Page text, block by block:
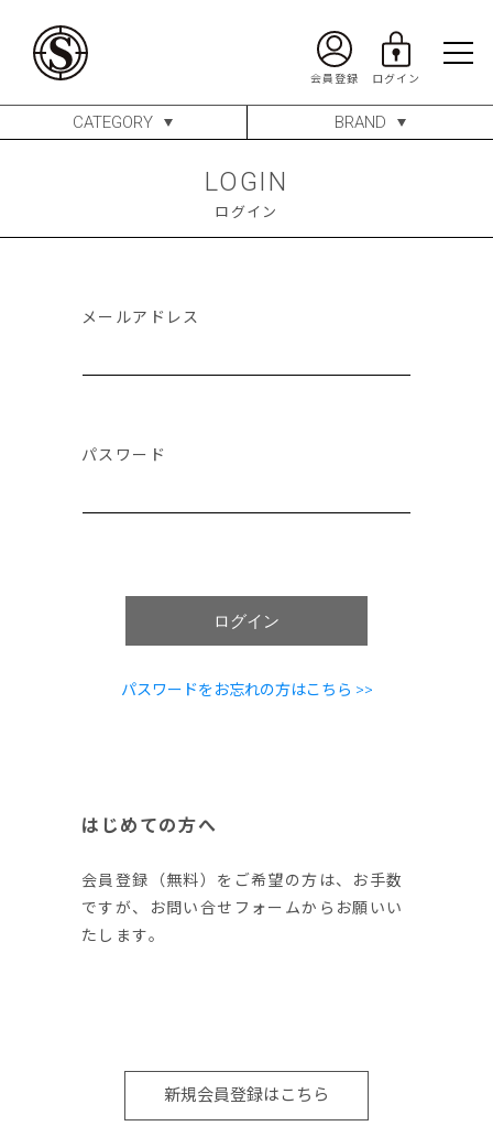
CATEGORY BRAND
LOGIN
ログイン
メールアドレス
パスワード
ログイン
パスワードをお忘れの方はこちら >>
はじめての方へ
会員登録（無料）をご希望の方は、お手数
ですが、お問い合せフォームからお願いい
たします。
新規会員登録はこちら